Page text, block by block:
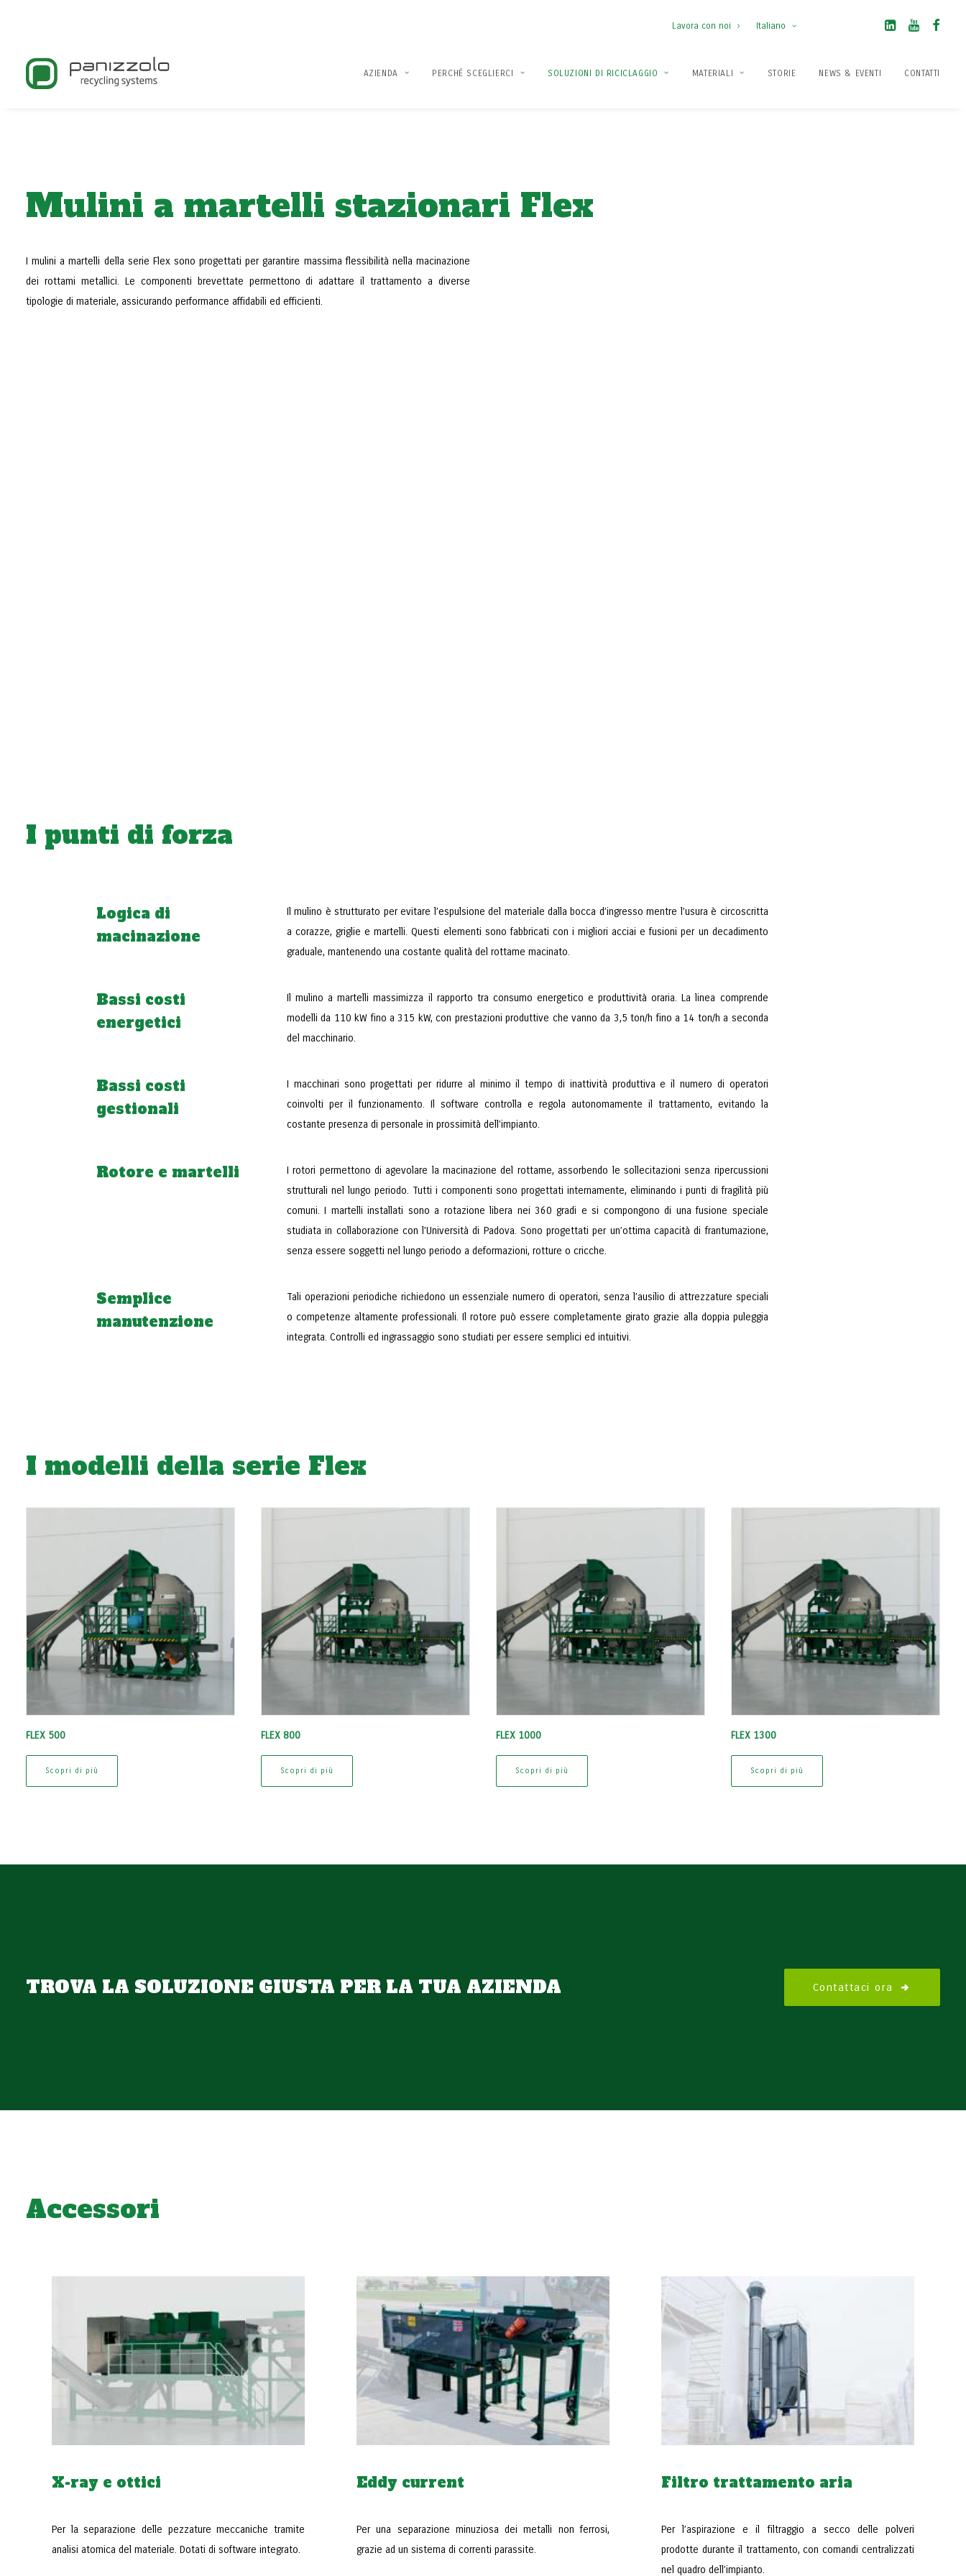
Lavora con noi Italiano
AZIENDA PERCHÉ SCEGLIERCI SOLUZIONI DI RICICLAGGIO MATERIALI STORIE NEWS & EVENTI CONTATTI
Mulini a martelli stazionari Flex
I mulini a martelli della serie Flex sono progettati per garantire massima flessibilità nella macinazione
dei rottami metallici. Le componenti brevettate permettono di adattare il trattamento a diverse
tipologie di materiale, assicurando performance affidabili ed efficienti.
I punti di forza
Logica di
macinazione
Il mulino è strutturato per evitare l’espulsione del materiale dalla bocca d’ingresso mentre l’usura è circoscritta
a corazze, griglie e martelli. Questi elementi sono fabbricati con i migliori acciai e fusioni per un decadimento
graduale, mantenendo una costante qualità del rottame macinato.
Bassi costi
energetici
Il mulino a martelli massimizza il rapporto tra consumo energetico e produttività oraria. La linea comprende
modelli da 110 kW fino a 315 kW, con prestazioni produttive che vanno da 3,5 ton/h fino a 14 ton/h a seconda
del macchinario.
Bassi costi
gestionali
I macchinari sono progettati per ridurre al minimo il tempo di inattività produttiva e il numero di operatori
coinvolti per il funzionamento. Il software controlla e regola autonomamente il trattamento, evitando la
costante presenza di personale in prossimità dell’impianto.
Rotore e martelli
I rotori permettono di agevolare la macinazione del rottame, assorbendo le sollecitazioni senza ripercussioni
strutturali nel lungo periodo. Tutti i componenti sono progettati internamente, eliminando i punti di fragilità più
comuni. I martelli installati sono a rotazione libera nei 360 gradi e si compongono di una fusione speciale
studiata in collaborazione con l’Università di Padova. Sono progettati per un’ottima capacità di frantumazione,
senza essere soggetti nel lungo periodo a deformazioni, rotture o cricche.
Semplice
manutenzione
Tali operazioni periodiche richiedono un essenziale numero di operatori, senza l’ausilio di attrezzature speciali
o competenze altamente professionali. Il rotore può essere completamente girato grazie alla doppia puleggia
integrata. Controlli ed ingrassaggio sono studiati per essere semplici ed intuitivi.
I modelli della serie Flex
FLEX 500
Scopri di più
FLEX 800
Scopri di più
FLEX 1000
Scopri di più
FLEX 1300
Scopri di più
TROVA LA SOLUZIONE GIUSTA PER LA TUA AZIENDA Contattaci ora
Accessori
X-ray e ottici
Per la separazione delle pezzature meccaniche tramite
analisi atomica del materiale. Dotati di software integrato.
Eddy current
Per una separazione minuziosa dei metalli non ferrosi,
grazie ad un sistema di correnti parassite.
Filtro trattamento aria
Per l’aspirazione e il filtraggio a secco delle polveri
prodotte durante il trattamento, con comandi centralizzati
nel quadro dell’impianto.